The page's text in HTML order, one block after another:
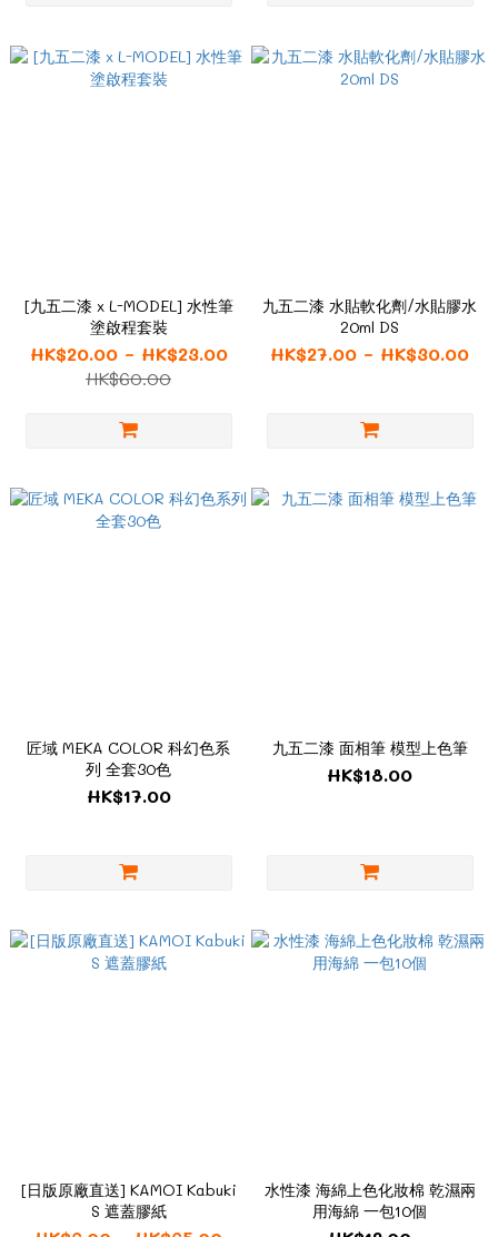
[九五二漆 x L-MODEL] 水性筆
塗啟程套裝
HK$20.00 ~ HK$23.00
HK$60.00
九五二漆 水貼軟化劑/水貼膠水
20ml DS
HK$27.00 ~ HK$30.00
匠域 MEKA COLOR 科幻色系
列 全套30色
HK$17.00
九五二漆 面相筆 模型上色筆
HK$18.00
[日版原廠直送] KAMOI Kabuki
S 遮蓋膠紙
水性漆 海綿上色化妝棉 乾濕兩
用海綿 一包10個